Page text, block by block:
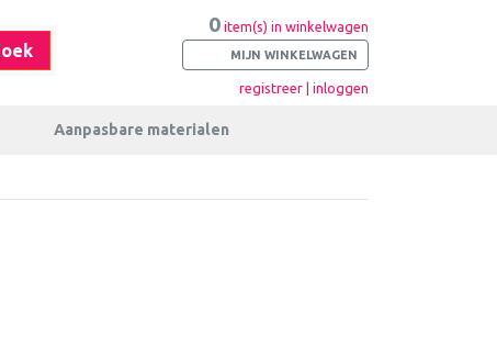
0 item(s) in winkelwagen
MIJN WINKELWAGEN
registreer | inloggen
Aanpasbare materialen